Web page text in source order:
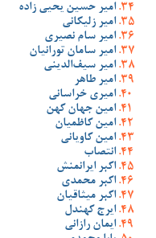
امیر حسین یحیی زاده
امیر زلیکانی
امیر سام نصیری
امیر سامان تورانیان
امیر سیف‌الدینی
امیر طاهر
امیری خراسانی
امین جهان کهن
امین کاظمیان
امین کاویانی
انتصاب
اکبر ایرانمنش
اکبر محمدی
اکبر میثاقیان
ایرج کهندل
ایمان رازانی